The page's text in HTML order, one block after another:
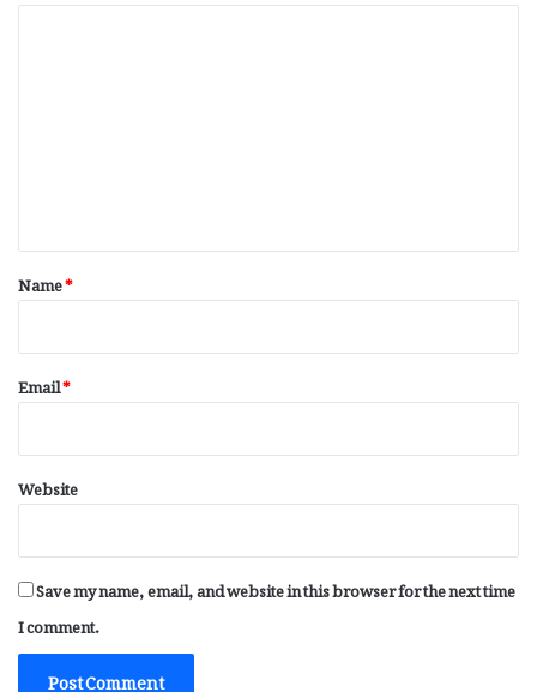
*
Name*
Email*
Website
Save my name, email, and website in this browser for the next time
I comment.